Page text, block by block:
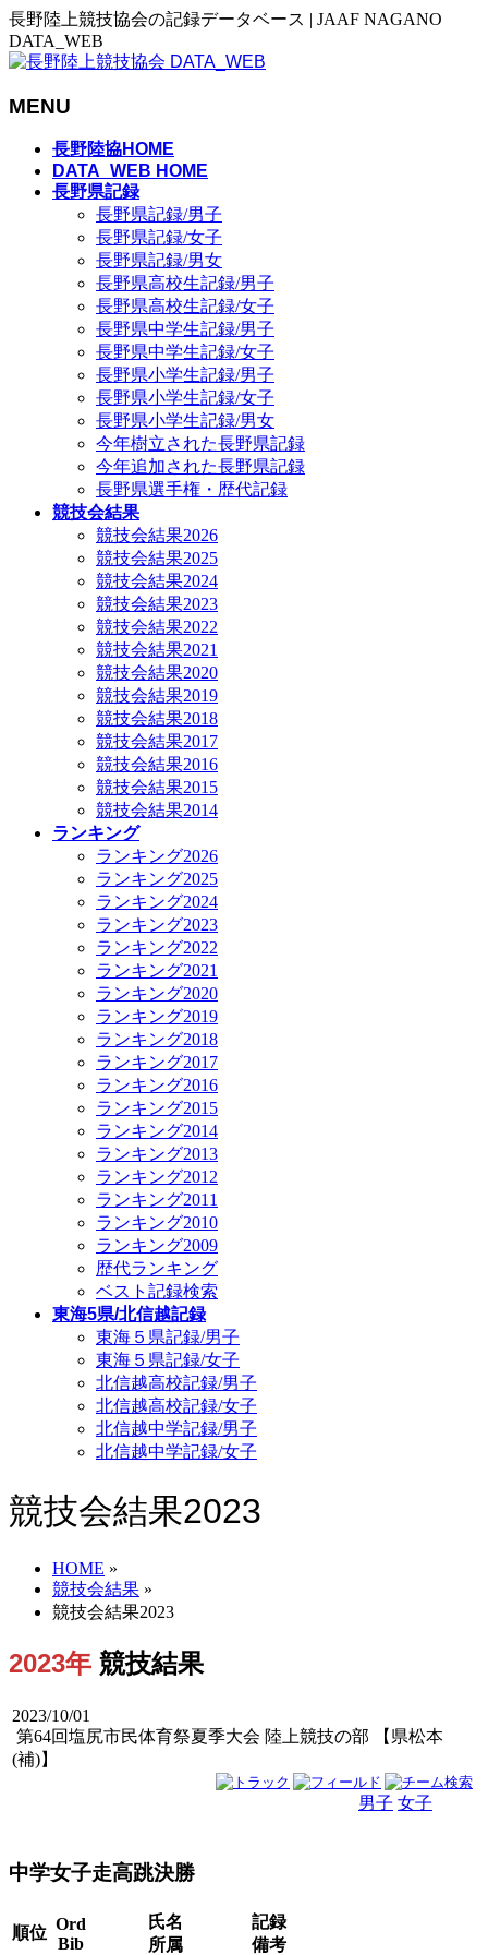
長野陸上競技協会の記録データベース | JAAF NAGANO
DATA_WEB
MENU
長野陸協HOME
DATA_WEB HOME
長野県記録
長野県記録/男子
長野県記録/女子
長野県記録/男女
長野県高校生記録/男子
長野県高校生記録/女子
長野県中学生記録/男子
長野県中学生記録/女子
長野県小学生記録/男子
長野県小学生記録/女子
長野県小学生記録/男女
今年樹立された長野県記録
今年追加された長野県記録
長野県選手権・歴代記録
競技会結果
競技会結果2026
競技会結果2025
競技会結果2024
競技会結果2023
競技会結果2022
競技会結果2021
競技会結果2020
競技会結果2019
競技会結果2018
競技会結果2017
競技会結果2016
競技会結果2015
競技会結果2014
ランキング
ランキング2026
ランキング2025
ランキング2024
ランキング2023
ランキング2022
ランキング2021
ランキング2020
ランキング2019
ランキング2018
ランキング2017
ランキング2016
ランキング2015
ランキング2014
ランキング2013
ランキング2012
ランキング2011
ランキング2010
ランキング2009
歴代ランキング
ベスト記録検索
東海5県/北信越記録
東海５県記録/男子
東海５県記録/女子
北信越高校記録/男子
北信越高校記録/女子
北信越中学記録/男子
北信越中学記録/女子
競技会結果2023
HOME »
競技会結果 »
競技会結果2023
2023年 競技結果
2023/10/01
第64回塩尻市民体育祭夏季大会 陸上競技の部 【県松本
(補)】
男子 女子
中学女子走高跳決勝
順位 Ord
Bib
氏名
所属
記録
備考